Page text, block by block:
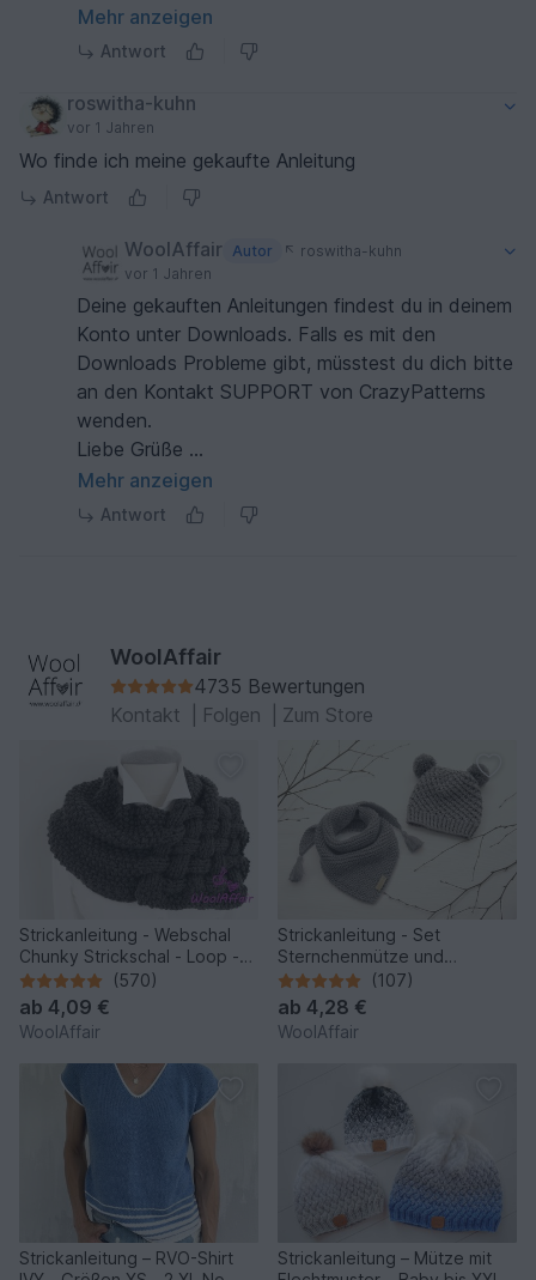
Brustumfang beschreibt hingegen die fertigen
Maße des Shirts. Diese fallen bewusst größer aus
entsprechenden Mehrweite (Bewegungs- bzw.
Tragezugabe) entworfen wurde.
Mehr anzeigen
Antwort
roswitha-kuhn
vor 1 Jahren
Wo finde ich meine gekaufte Anleitung
Antwort
WoolAffair Autor
roswitha-kuhn
vor 1 Jahren
Deine gekauften Anleitungen findest du in deinem
Konto unter Downloads. Falls es mit den
Downloads Probleme gibt, müsstest du dich bitte
an den Kontakt SUPPORT von CrazyPatterns
wenden.
Liebe Grüße
Heidi von WoolAffair
Mehr anzeigen
Antwort
WoolAffair
4735 Bewertungen
Kontakt
Folgen Zum Store
Strickanleitung - Webschal
Chunky Strickschal - Loop -
No.111
(570)
ab 4,09 €
WoolAffair
Strickanleitung - Set
Sternchenmütze und
Dreieckstuch - No.192 -
(107)
ab 4,28 €
WoolAffair
Strickanleitung – RVO-Shirt
Strickanleitung – Mütze mit